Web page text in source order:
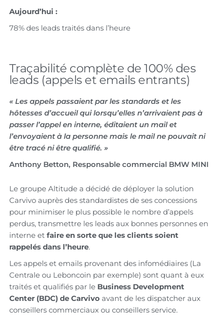
Aujourd’hui :
78% des leads traités dans l’heure
Traçabilité complète de 100% des
leads (appels et emails entrants)
« Les appels passaient par les standards et les
hôtesses d’accueil qui lorsqu’elles n’arrivaient pas à
passer l’appel en interne, éditaient un mail et
l’envoyaient à la personne mais le mail ne pouvait ni
être tracé ni être qualifié. »
Anthony Betton, Responsable commercial BMW MINI
Le groupe Altitude a décidé de déployer la solution
Carvivo auprès des standardistes de ses concessions
pour minimiser le plus possible le nombre d’appels
perdus, transmettre les leads aux bonnes personnes en
interne et faire en sorte que les clients soient
rappelés dans l’heure.
Les appels et emails provenant des infomédiaires (La
Centrale ou Leboncoin par exemple) sont quant à eux
traités et qualifiés par le Business Development
Center (BDC) de Carvivoavant de les dispatcher aux
conseillers commerciaux ou conseillers service.